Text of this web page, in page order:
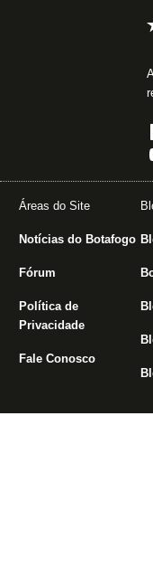
Áreas do Site
Notícias do Botafogo
Fórum
Política de
Privacidade
Fale Conosco